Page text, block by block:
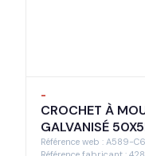
-
CROCHET À
GALVANISÉ
Référence web : A589-